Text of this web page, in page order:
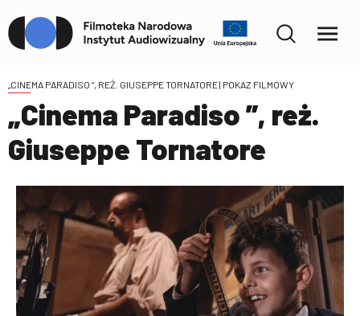
„CINEMA PARADISO ”, REŻ. GIUSEPPE TORNATORE| POKAZ FILMOWY
„Cinema Paradiso ”, reż.
Giuseppe Tornatore